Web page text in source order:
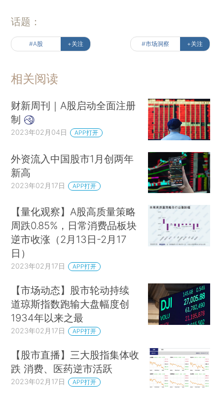
话题：
#A股 +关注 #市场洞察 +关注
相关阅读
财新周刊｜A股启动全面注册
制
2023年02月04日 APP打开
外资流入中国股市1月创两年
新高
2023年02月17日 APP打开
【量化观察】A股高质量策略
周跌0.85%，日常消费品板块
逆市收涨（2月13日-2月17
日）
2023年02月17日 APP打开
【市场动态】股市轮动持续
道琼斯指数跑输大盘幅度创
1934年以来之最
2023年02月17日 APP打开
【股市直播】三大股指集体收
跌 消费、医药逆市活跃
2023年02月17日 APP打开